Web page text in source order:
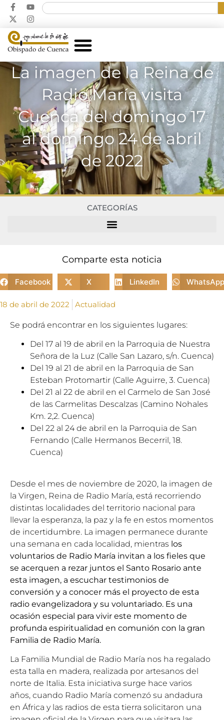
La imagen de la Reina de
Radio María visita
Cuenca del domingo 17
al domingo 24 de abril
de 2022
CATEGORÍAS
Comparte esta noticia
Facebook X LinkedIn WhatsApp
18 de abril de 2022 Actualidad
Se podrá encontrar en los siguientes lugares:
Del 17 al 19 de abril en la Parroquia de Nuestra
Señora de la Luz (Calle San Lazaro, s/n. Cuenca)
Del 19 al 21 de abril en la Parroquia de San
Esteban Protomartir (Calle Aguirre, 3. Cuenca)
Del 21 al 22 de abril en el Carmelo de San José
de las Carmelitas Descalzas (Camino Nohales
Km. 2,2. Cuenca)
Del 22 al 24 de abril en la Parroquia de San
Fernando (Calle Hermanos Becerril, 18.
Cuenca)
Desde el mes de noviembre de 2020, la imagen de
la Virgen, Reina de Radio María, está recorriendo
distintas localidades del territorio nacional para
llevar la esperanza, la paz y la fe en estos momentos
de incertidumbre. La imagen permanece durante
una semana en cada localidad, mientras los
voluntarios de Radio María invitan a los fieles que
se acerquen a rezar juntos el Santo Rosario ante
esta imagen, a escuchar testimonios de
conversión y a conocer más el proyecto de esta
radio evangelizadora y su voluntariado. Es una
ocasión especial para vivir este momento de
profunda espiritualidad en comunión con la gran
Familia de Radio María.
La Familia Mundial de Radio María nos ha regalado
esta talla en madera, realizada por artesanos del
norte de Italia. Esta iniciativa surge hace varios
años, cuando Radio María comenzó su andadura
en África y las radios de esta tierra solicitaron una